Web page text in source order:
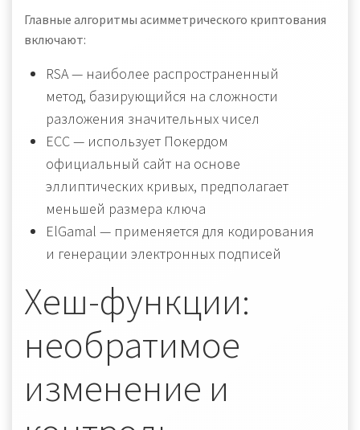
Главные алгоритмы асимметрического криптования
включают:
RSA — наиболее распространенный
метод, базирующийся на сложности
разложения значительных чисел
ECC — использует Покердом
официальный сайт на основе
эллиптических кривых, предполагает
меньшей размера ключа
ElGamal — применяется для кодирования
и генерации электронных подписей
Хеш-функции:
необратимое
изменение и